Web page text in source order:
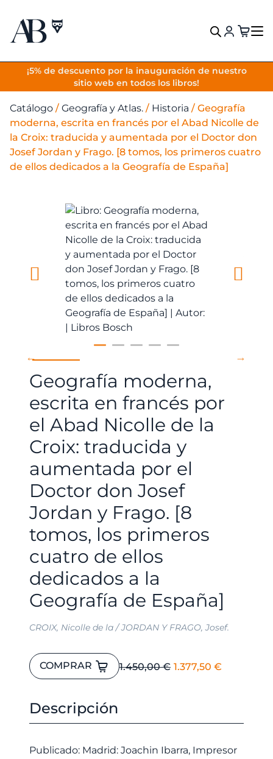
¡5% de descuento por la inauguración de nuestro
sitio web en todos los libros!
VOLVER
Catálogo / Geografía y Atlas. / Historia / Geografía
moderna, escrita en francés por el Abad Nicolle de
la Croix: traducida y aumentada por el Doctor don
Josef Jordan y Frago. [8 tomos, los primeros cuatro
de ellos dedicados a la Geografía de España]
Geografía moderna,
escrita en francés por
el Abad Nicolle de la
Croix: traducida y
aumentada por el
Doctor don Josef
Jordan y Frago. [8
tomos, los primeros
cuatro de ellos
dedicados a la
Geografía de España]
CROIX, Nicolle de la / JORDAN Y FRAGO, Josef.
1.450,00€ El
1.377,50 €
Geografía
moderna,
en
el
COMPRAR
Descripción
Publicado: Madrid: Joachin Ibarra, Impresor